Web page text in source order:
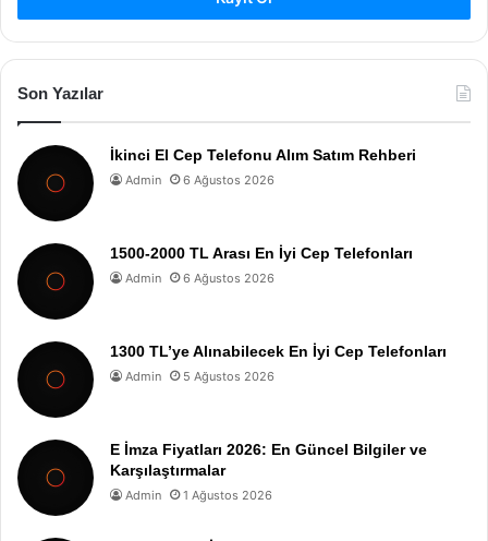
Son Yazılar
İkinci El Cep Telefonu Alım Satım Rehberi
Admin 6 Ağustos 2026
1500-2000 TL Arası En İyi Cep Telefonları
Admin 6 Ağustos 2026
1300 TL’ye Alınabilecek En İyi Cep Telefonları
Admin 5 Ağustos 2026
E İmza Fiyatları 2026: En Güncel Bilgiler ve
Karşılaştırmalar
Admin 1 Ağustos 2026